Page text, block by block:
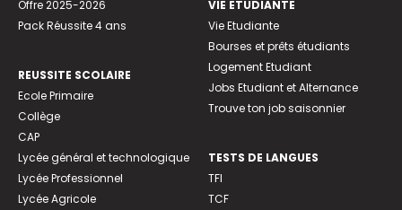
Offre 2025-2026
Pack Réussite 4 ans
REUSSITE SCOLAIRE
Ecole Primaire
Collège
CAP
Lycée général et technologique
Lycée Professionnel
Lycée Agricole
VIE ETUDIANTE
Vie Etudiante
Bourses et prêts étudiants
Logement Etudiant
Jobs Etudiant et Alternance
Trouve ton job saisonnier
TESTS DE LANGUES
TFI
TCF